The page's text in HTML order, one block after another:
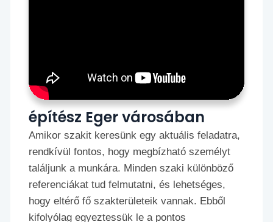
építész Eger városában
Amikor szakit keresünk egy aktuális feladatra,
rendkívül fontos, hogy megbízható személyt
találjunk a munkára. Minden szaki különböző
referenciákat tud felmutatni, és lehetséges,
hogy eltérő fő szakterületeik vannak. Ebből
kifolyólag egyeztessük le a pontos